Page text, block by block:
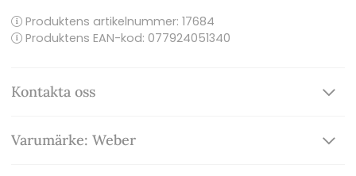
Produktens artikelnummer: 17684
Produktens EAN-kod: 077924051340
Kontakta oss
Varumärke: Weber